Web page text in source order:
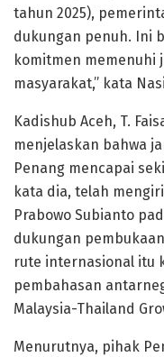
tahun 2025),
dukungan penuh. Ini
komitmen memenuhi
masyarakat,” kata
Kadishub Aceh, T.
menjelaskan bahwa
Penang mencapai
kata dia, telah
Prabowo Subianto
dukungan
rute internasional itu
pembahasan
Malaysia-Thailand
Menurutnya, pihak